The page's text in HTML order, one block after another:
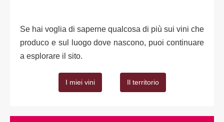
Se hai voglia di saperne qualcosa di più sui vini che
produco e sul luogo dove nascono, puoi continuare
a esplorare il sito.
I miei vini Il territorio